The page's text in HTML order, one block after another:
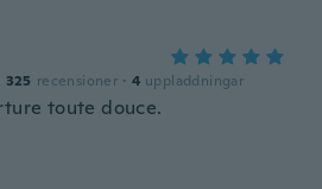
325 recensioner · 4 uppladdningar
toute douce.